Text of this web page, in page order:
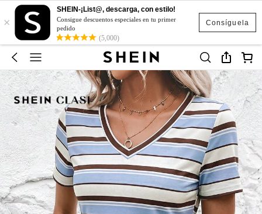
Consíguela
×
SHEIN-¡List@, descarga, con estilo!
Consigue descuentos especiales en tu primer
pedido
(5,000)